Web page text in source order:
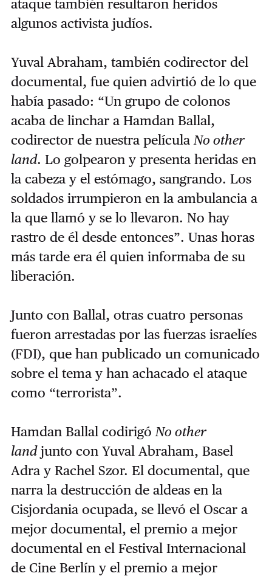
ataque también resultaron heridos
algunos activista judíos.
Yuval Abraham, también codirector del
documental, fue quien advirtió de lo que
había pasado: “Un grupo de colonos
acaba de linchar a Hamdan Ballal,
codirector de nuestra película No other
land. Lo golpearon y presenta heridas en
la cabeza y el estómago, sangrando. Los
soldados irrumpieron en la ambulancia a
la que llamó y se lo llevaron. No hay
rastro de él desde entonces”. Unas horas
más tarde era él quien informaba de su
liberación.
Junto con Ballal, otras cuatro personas
fueron arrestadas por las fuerzas israelíes
(FDI), que han publicado un comunicado
sobre el tema y han achacado el ataque
como “terrorista”.
Hamdan Ballal codirigó No other
landjunto con Yuval Abraham, Basel
Adra y Rachel Szor. El documental, que
narra la destrucción de aldeas en la
Cisjordania ocupada, se llevó el Oscar a
mejor documental, el premio a mejor
documental en el Festival Internacional
de Cine Berlín y el premio a mejor